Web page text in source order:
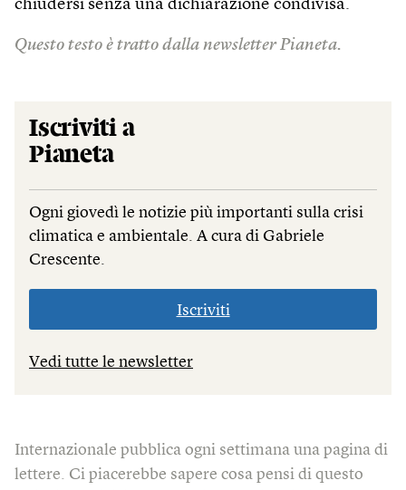
chiudersi senza una dichiarazione condivisa.
Questo testo è tratto dalla newsletter Pianeta.
Iscriviti a
Pianeta
Ogni giovedì le notizie più importanti sulla crisi
climatica e ambientale. A cura di Gabriele
Crescente.
Iscriviti
Vedi tutte le newsletter
Internazionale pubblica ogni settimana una pagina di
lettere. Ci piacerebbe sapere cosa pensi di questo